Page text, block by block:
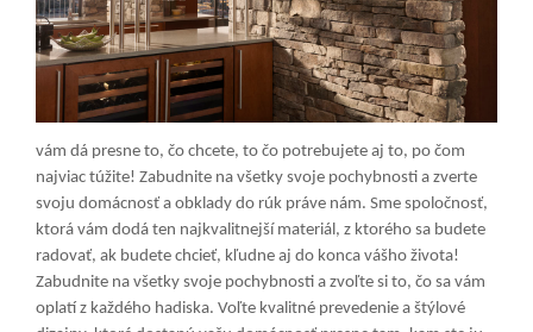
vám dá presne to, čo chcete, to čo potrebujete aj to, po čom
najviac túžite! Zabudnite na všetky svoje pochybnosti a zverte
svoju domácnosť a obklady do rúk práve nám. Sme spoločnosť,
ktorá vám dodá ten najkvalitnejší materiál, z ktorého sa budete
radovať, ak budete chcieť, kľudne aj do konca vášho života!
Zabudnite na všetky svoje pochybnosti a zvoľte si to, čo sa vám
oplatí z každého hadiska. Voľte kvalitné prevedenie a štýlové